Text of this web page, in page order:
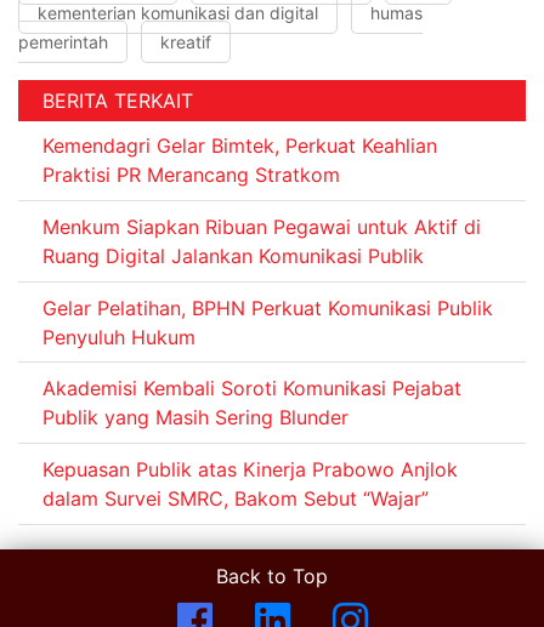
kementerian komunikasi dan digital
humas
pemerintah
kreatif
BERITA TERKAIT
Kemendagri Gelar Bimtek, Perkuat Keahlian
Praktisi PR Merancang Stratkom
Menkum Siapkan Ribuan Pegawai untuk Aktif di
Ruang Digital Jalankan Komunikasi Publik
Gelar Pelatihan, BPHN Perkuat Komunikasi Publik
Penyuluh Hukum
Akademisi Kembali Soroti Komunikasi Pejabat
Publik yang Masih Sering Blunder
Kepuasan Publik atas Kinerja Prabowo Anjlok
dalam Survei SMRC, Bakom Sebut “Wajar”
Back to Top